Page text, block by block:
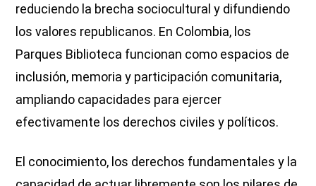
reduciendo la brecha sociocultural y difundiendo
los valores republicanos. En Colombia, los
Parques Biblioteca funcionan como espacios de
inclusión, memoria y participación comunitaria,
ampliando capacidades para ejercer
efectivamente los derechos civiles y políticos.
El conocimiento, los derechos fundamentales y la